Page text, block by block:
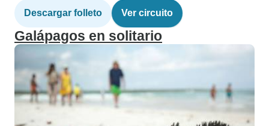
Descargar folleto Ver circuito
Galápagos en solitario